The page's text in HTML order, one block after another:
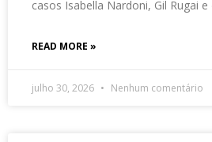
casos Isabella Nardoni, Gil Rugai e
READ MORE »
julho 30, 2026 Nenhum comentário